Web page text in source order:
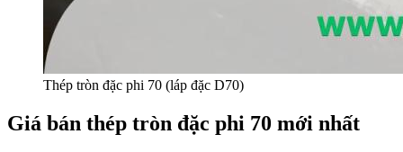
Thép tròn đặc phi 70 (láp đặc D70)
Giá bán thép tròn đặc phi 70 mới nhất